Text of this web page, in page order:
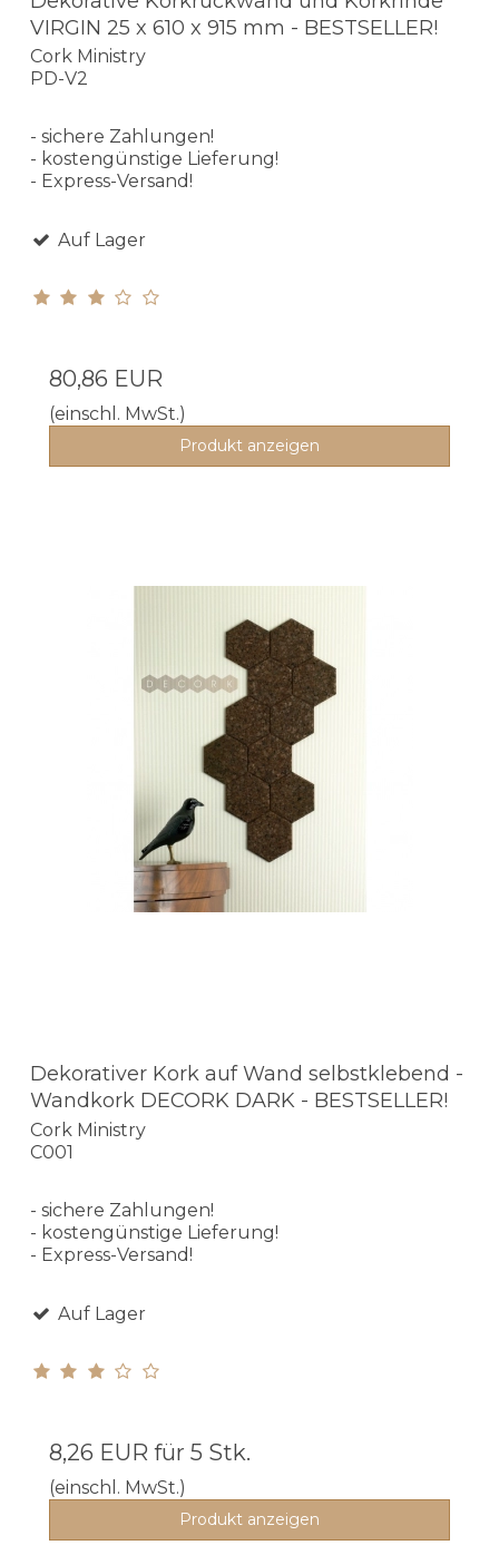
VIRGIN 25 x 610 x 915 mm - BESTSELLER!
Cork Ministry
PD-V2
- sichere Zahlungen!
- kostengünstige Lieferung!
- Express-Versand!
Auf Lager
80,86 EUR
(einschl. MwSt.)
Produkt anzeigen
Dekorativer Kork auf Wand selbstklebend -
Wandkork DECORK DARK - BESTSELLER!
Cork Ministry
C001
- sichere Zahlungen!
- kostengünstige Lieferung!
- Express-Versand!
Auf Lager
8,26 EUR für 5 Stk.
(einschl. MwSt.)
Produkt anzeigen